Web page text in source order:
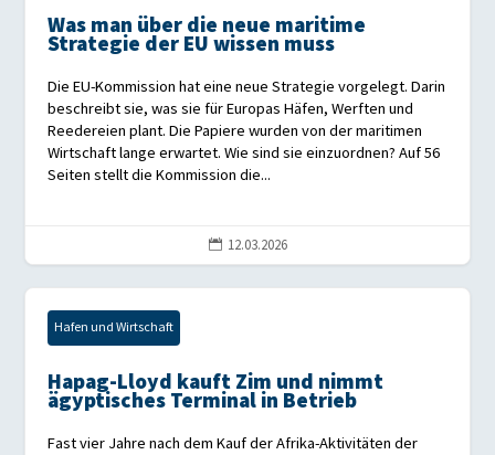
Was man über die neue maritime
Strategie der EU wissen muss
Die EU-Kommission hat eine neue Strategie vorgelegt. Darin
beschreibt sie, was sie für Europas Häfen, Werften und
Reedereien plant. Die Papiere wurden von der maritimen
Wirtschaft lange erwartet. Wie sind sie einzuordnen? Auf 56
Seiten stellt die Kommission die...
 12.03.2026
Hafen und Wirtschaft
Hapag-Lloyd kauft Zim und nimmt
ägyptisches Terminal in Betrieb
Fast vier Jahre nach dem Kauf der Afrika-Aktivitäten der